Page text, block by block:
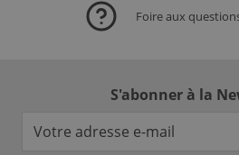
Foire aux
S'abonner à la